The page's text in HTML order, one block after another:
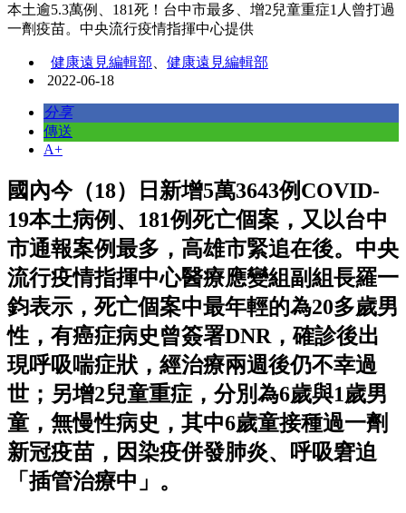
本土逾5.3萬例、181死！台中市最多、增2兒童重症1人曾打過
一劑疫苗。中央流行疫情指揮中心提供
健康遠見編輯部
健康遠見編輯部
2022-06-18
分享
傳送
A+
國內今（18）日新增5萬3643例COVID-
19本土病例、181例死亡個案，又以台中
市通報案例最多，高雄市緊追在後。中央
流行疫情指揮中心醫療應變組副組長羅一
鈞表示，死亡個案中最年輕的為20多歲男
性，有癌症病史曾簽署DNR，確診後出
現呼吸喘症狀，經治療兩週後仍不幸過
世；另增2兒童重症，分別為6歲與1歲男
童，無慢性病史，其中6歲童接種過一劑
新冠疫苗，因染疫併發肺炎、呼吸窘迫
「插管治療中」。